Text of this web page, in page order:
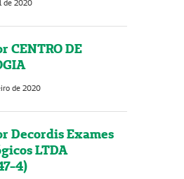
de 2020
CENTRO DE
de 2020
Decordis Exames
LTDA
4)